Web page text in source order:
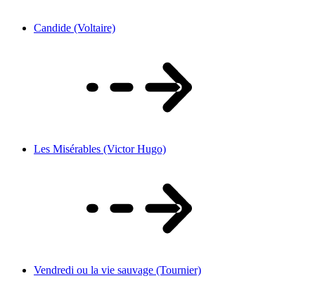
Candide (Voltaire)
Les Misérables (Victor Hugo)
Vendredi ou la vie sauvage (Tournier)